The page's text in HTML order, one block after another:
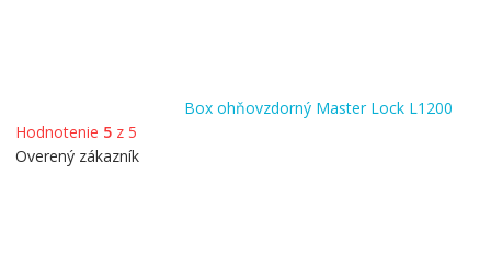
Box ohňovzdorný Master Lock L1200
Hodnotenie 5z 5
Overený zákazník